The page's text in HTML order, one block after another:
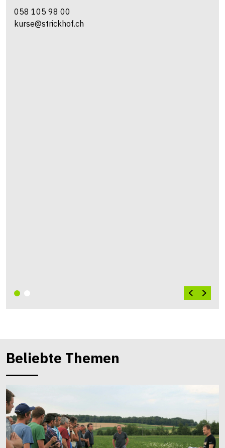
058 105 98 00
kurse@strickhof.ch
Beliebte Themen